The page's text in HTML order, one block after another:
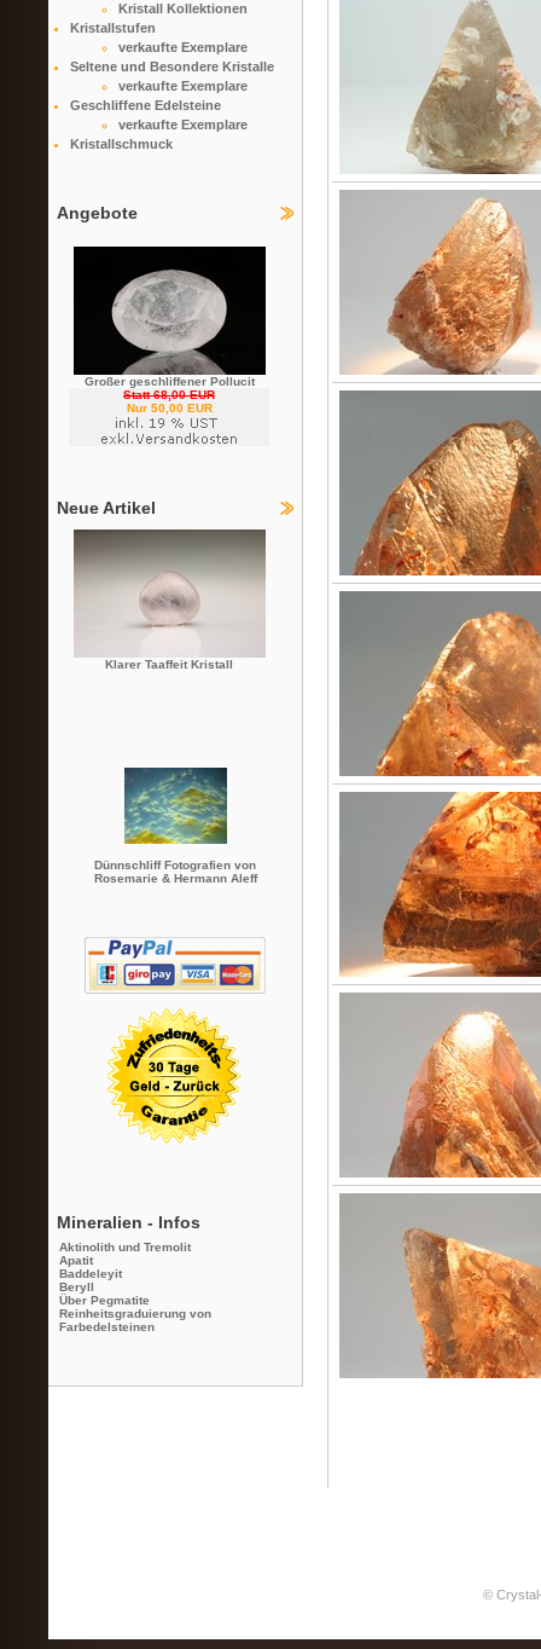
Kristall Kollektionen
Kristallstufen
verkaufte Exemplare
Seltene und Besondere Kristalle
verkaufte Exemplare
Geschliffene Edelsteine
verkaufte Exemplare
Kristallschmuck
Angebote
Großer geschliffener Pollucit
Statt 68,00 EUR
Nur 50,00 EUR
Neue Artikel
Klarer Taaffeit Kristall
Dünnschliff Fotografien von
Rosemarie & Hermann Aleff
Mineralien - Infos
Aktinolith und Tremolit
Apatit
Baddeleyit
Beryll
Über Pegmatite
Reinheitsgraduierung von
Farbedelsteinen
©